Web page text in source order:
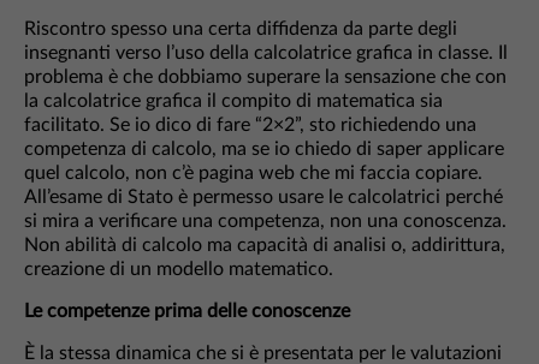
Riscontro spesso una certa diffidenza da parte degli
insegnanti verso l’uso della calcolatrice grafica in classe. Il
problema è che dobbiamo superare la sensazione che con
la calcolatrice grafica il compito di matematica sia
facilitato. Se io dico di fare “2×2”, sto richiedendo una
competenza di calcolo, ma se io chiedo di saper applicare
quel calcolo, non c’è pagina web che mi faccia copiare.
All’esame di Stato è permesso usare le calcolatrici perché
si mira a verificare una competenza, non una conoscenza.
Non abilità di calcolo ma capacità di analisi o, addirittura,
creazione di un modello matematico.
Le competenze prima delle conoscenze
È la stessa dinamica che si è presentata per le valutazioni